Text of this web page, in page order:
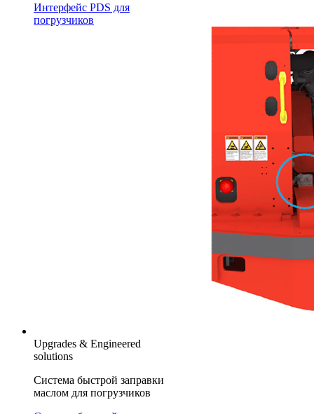
Интерфейс PDS для
погрузчиков
Upgrades & Engineered
solutions
Система быстрой заправки
маслом для погрузчиков